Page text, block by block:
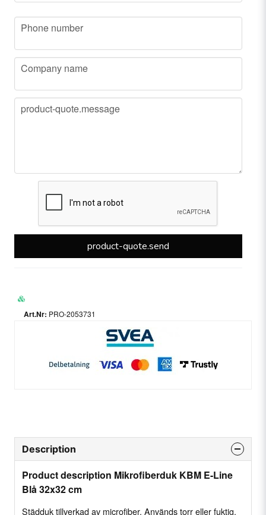
phone
Phone number
company
Company name
message
product-quote.message
product-quote.send
PRO-2053731
Description
Product description Mikrofiberduk KBM E-Line
Blå 32x32 cm
Städduk tillverkad av microfiber. Används torr eller fuktig,